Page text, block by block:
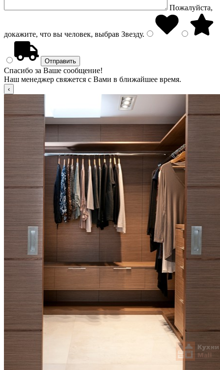
Пожалуйста,
докажите, что вы человек, выбрав Звезду.
Спасибо за Ваше сообщение!
Наш менеджер свяжется с Вами в ближайшее время.